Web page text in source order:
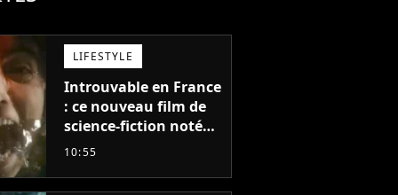
LIFESTYLE
Introuvable en France
: ce nouveau film de
science-fiction noté
55% est décrit comme
l'année"
10:55